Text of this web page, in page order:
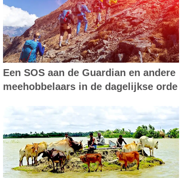
Een SOS aan de Guardian en andere
meehobbelaars in de dagelijkse orde